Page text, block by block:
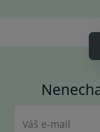
Váš e-mail